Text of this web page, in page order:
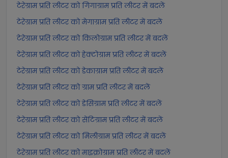
टेरेग्राम प्रति लीटर को गिगाग्राम प्रति लीटर में बदलें
टेरेग्राम प्रति लीटर को मेगाग्राम प्रति लीटर में बदलें
टेरेग्राम प्रति लीटर को किलोग्राम प्रति लीटर में बदलें
टेरेग्राम प्रति लीटर को हेक्टोग्राम प्रति लीटर में बदलें
टेरेग्राम प्रति लीटर को डेकाग्राम प्रति लीटर में बदलें
टेरेग्राम प्रति लीटर को ग्राम प्रति लीटर में बदलें
टेरेग्राम प्रति लीटर को डेसिग्राम प्रति लीटर में बदलें
टेरेग्राम प्रति लीटर को सेंटिग्राम प्रति लीटर में बदलें
टेरेग्राम प्रति लीटर को मिलीग्राम प्रति लीटर में बदलें
टेरेग्राम प्रति लीटर को माइक्रोग्राम प्रति लीटर में बदलें